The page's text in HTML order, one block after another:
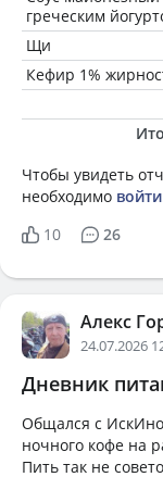
греческим
Щи
Кефир 1%
Чтобы увидеть
необходимо войти
10
26
Алекс
24.07.2026
Дневник
Общался с
ночного кофе на
Пить так не